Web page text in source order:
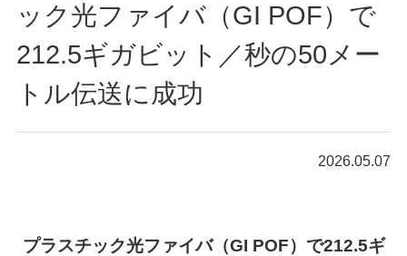
ック光ファイバ（GI POF）で
212.5ギガビット／秒の50メー
トル伝送に成功
2026.05.07
プラスチック光ファイバ（GI POF）で212.5ギ